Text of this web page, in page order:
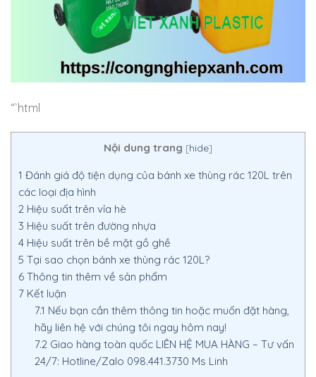
“`html
Nội dung trang [hide]
1 Đánh giá độ tiện dụng của bánh xe thùng rác 120L trên
các loại địa hình
2 Hiệu suất trên vỉa hè
3 Hiệu suất trên đường nhựa
4 Hiệu suất trên bề mặt gồ ghề
5 Tại sao chọn bánh xe thùng rác 120L?
6 Thông tin thêm về sản phẩm
7 Kết luận
7.1 Nếu bạn cần thêm thông tin hoặc muốn đặt hàng,
hãy liên hệ với chúng tôi ngay hôm nay!
7.2Giao hàng toàn quốc LIÊN HỆ MUA HÀNG – Tư vấn
24/7: Hotline/Zalo 098.441.3730 Ms Linh